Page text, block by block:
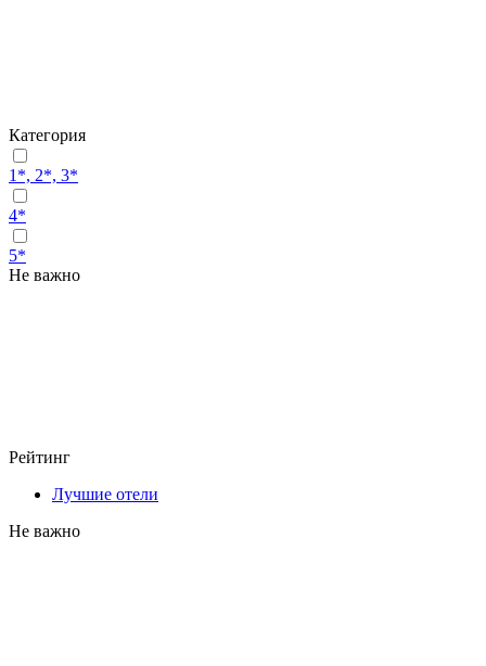
Категория
1*, 2*, 3*
4*
5*
Не важно
Рейтинг
Лучшие отели
Не важно